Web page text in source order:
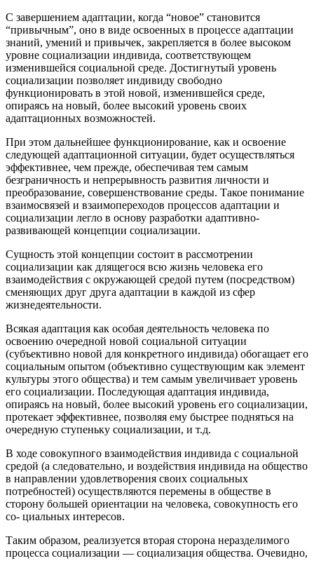
С завершением адаптации, когда “новое” становится
“привычным”, оно в виде освоенных в процессе адаптации
знаний, умений и привычек, закрепляется в более высоком
уровне социализации индивида, соответствующем
изменившейся социальной среде. Достигнутый уровень
социализации позволяет индивиду свободно
функционировать в этой новой, изменившейся среде,
опираясь на новый, более высокий уровень своих
адаптационных возможностей.
При этом дальнейшее функционирование, как и освоение
следующей адаптационной ситуации, будет осуществляться
эффективнее, чем прежде, обеспечивая тем самым
безграничность и непрерывность развития личности и
преобразование, совершенствование среды. Такое понимание
взаимосвязей и взаимопереходов процессов адаптации и
социализации легло в основу разработки адаптивно-
развивающей концепции социализации.
Сущность этой концепции состоит в рассмотрении
социализации как длящегося всю жизнь человека его
взаимодействия с окружающей средой путем (посредством)
сменяющих друг друга адаптации в каждой из сфер
жизнедеятельности.
Всякая адаптация как особая деятельность человека по
освоению очередной новой социальной ситуации
(субъективно новой для конкретного индивида) обогащает его
социальным опытом (объективно существующим как элемент
культуры этого общества) и тем самым увеличивает уровень
его социализации. Последующая адаптация индивида,
опираясь на новый, более высокий уровень его социализации,
протекает эффективнее, позволяя ему быстрее подняться на
очередную ступеньку социализации, и т.д.
В ходе совокупного взаимодействия индивида с социальной
средой (а следовательно, и воздействия индивида на общество
в направлении удовлетворения своих социальных
потребностей) осуществляются перемены в обществе в
сторону большей ориентации на человека, совокупность его
со- циальных интересов.
Таким образом, реализуется вторая сторона неразделимого
процесса социализации — социализация общества. Очевидно,